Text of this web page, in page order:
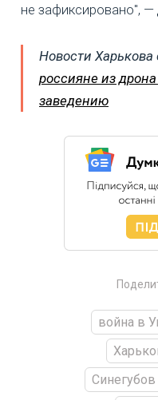
не зафиксировано",
Новости Харькова
россияне из
заведению
война в